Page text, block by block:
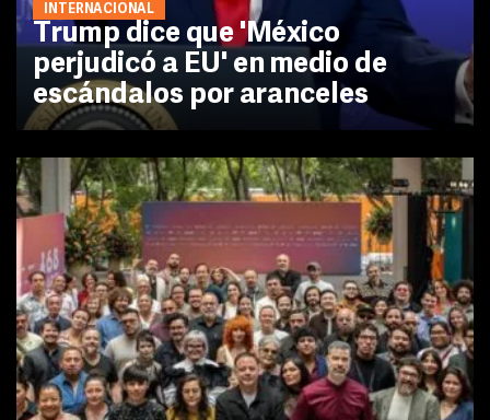
INTERNACIONAL
Trump dice que 'México
perjudicó a EU' en medio de
escándalos por aranceles